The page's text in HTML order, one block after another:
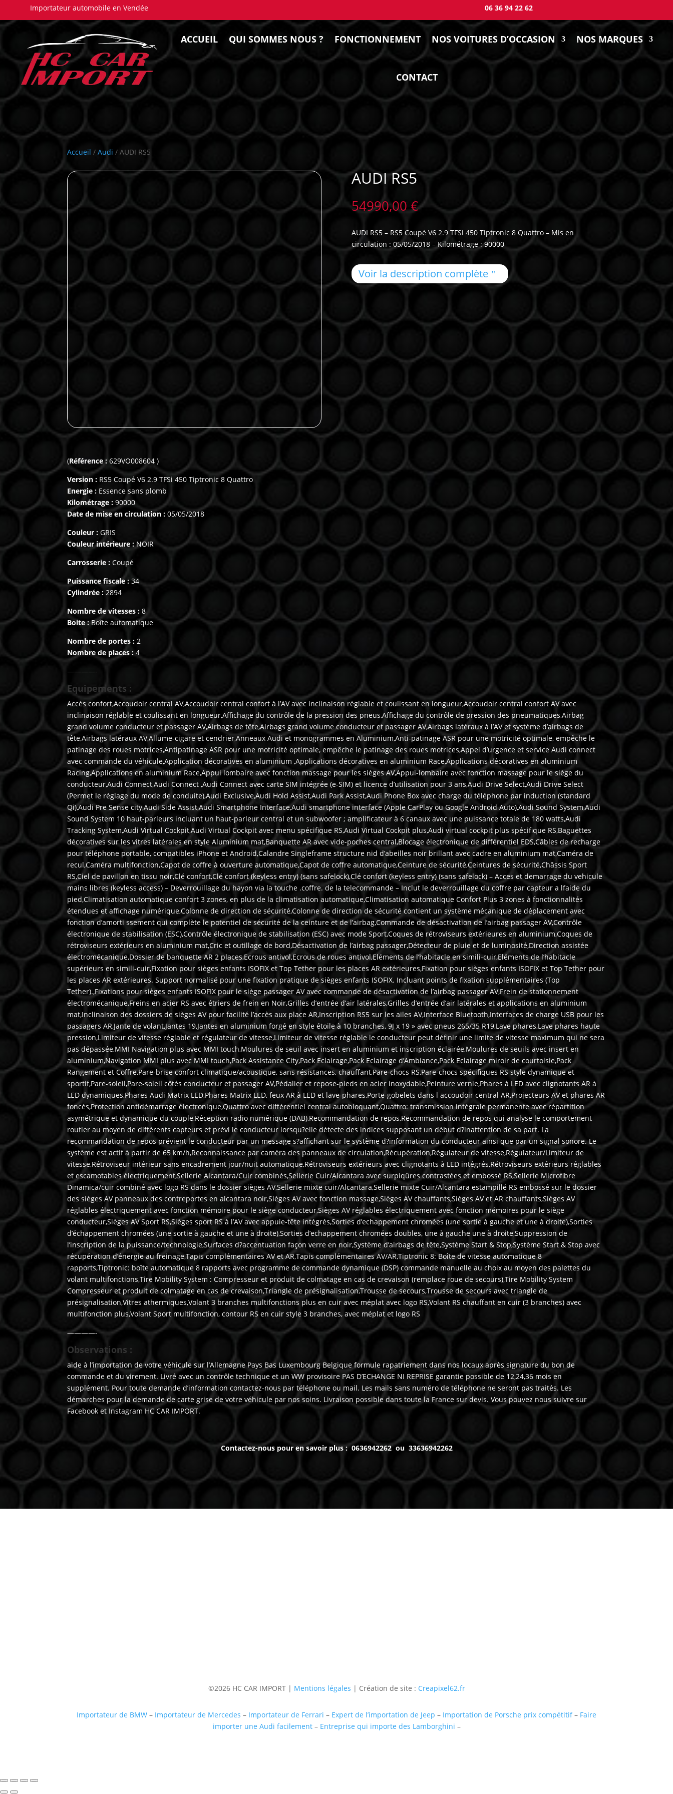
Importateur automobile en Vendée 06 36 94 22 62
ACCUEIL QUI SOMMES NOUS ? FONCTIONNEMENT NOS VOITURES D’OCCASION NOS MARQUES
CONTACT
Accueil /Audi / AUDI RS5
AUDI RS5
54990,00€
AUDI RS5 – RS5 Coupé V6 2.9 TFSi 450 Tiptronic 8 Quattro – Mis en
circulation : 05/05/2018 – Kilométrage : 90000
Voir la description complète
(Référence :629VO008604 )
Version : RS5 Coupé V6 2.9 TFSi 450 Tiptronic 8 Quattro
Energie : Essence sans plomb
Kilométrage : 90000
Date de mise en circulation : 05/05/2018
Couleur : GRIS
Couleur intérieure :NOIR
Carrosserie : Coupé
Puissance fiscale : 34
Cylindrée : 2894
Nombre de vitesses : 8
Boite :Boîte automatique
Nombre de portes : 2
Nombre de places :4
————-
Equipements :
Accès confort,Accoudoir central AV,Accoudoir central confort à l’AV avec inclinaison réglable et coulissant en longueur,Accoudoir central confort AV avec
inclinaison réglable et coulissant en longueur,Affichage du contrôle de la pression des pneus,Affichage du contrôle de pression des pneumatiques,Airbag
grand volume conducteur et passager AV,Airbags de tête,Airbags grand volume conducteur et passager AV,Airbags latéraux à l’AV et système d’airbags de
tête,Airbags latéraux AV,Allume-cigare et cendrier,Anneaux Audi et monogrammes en Aluminium,Anti-patinage ASR pour une motricité optimale, empêche le
patinage des roues motrices,Antipatinage ASR pour une motricité optimale, empêche le patinage des roues motrices,Appel d’urgence et service Audi connect
avec commande du véhicule,Application décoratives en aluminium ,Applications décoratives en aluminium Race,Applications décoratives en aluminium
Racing,Applications en aluminium Race,Appui lombaire avec fonction massage pour les sièges AV,Appui-lombaire avec fonction massage pour le siège du
conducteur,Audi Connect,Audi Connect ,Audi Connect avec carte SIM intégrée (e-SIM) et licence d’utilisation pour 3 ans,Audi Drive Select,Audi Drive Select
(Permet le réglage du mode de conduite),Audi Exclusive,Audi Hold Assist,Audi Park Assist,Audi Phone Box avec charge du téléphone par induction (standard
Qi),Audi Pre Sense city,Audi Side Assist,Audi Smartphone Interface,Audi smartphone interface (Apple CarPlay ou Google Android Auto),Audi Sound System,Audi
Sound System 10 haut-parleurs incluant un haut-parleur central et un subwoofer ; amplificateur à 6 canaux avec une puissance totale de 180 watts,Audi
Tracking System,Audi Virtual Cockpit,Audi Virtual Cockpit avec menu spécifique RS,Audi Virtual Cockpit plus,Audi virtual cockpit plus spécifique RS,Baguettes
décoratives sur les vitres latérales en style Aluminium mat,Banquette AR avec vide-poches central,Blocage électronique de différentiel EDS,Câbles de recharge
pour téléphone portable, compatibles iPhone et Android,Calandre Singleframe structure nid d’abeilles noir brillant avec cadre en aluminium mat,Caméra de
recul,Caméra multifonction,Capot de coffre à ouverture automatique,Capot de coffre automatique,Ceinture de sécurité,Ceintures de sécurité,Châssis Sport
RS,Ciel de pavillon en tissu noir,Clé confort,Clé confort (keyless entry) (sans safelock),Clé confort (keyless entry) (sans safelock) – Acces et demarrage du vehicule
mains libres (keyless access) – Deverrouillage du hayon via la touche .coffre. de la telecommande – Inclut le deverrouillage du coffre par capteur a lfaide du
pied,Climatisation automatique confort 3 zones, en plus de la climatisation automatique,Climatisation automatique Confort Plus 3 zones à fonctionnalités
étendues et affichage numérique,Colonne de direction de sécurité,Colonne de direction de sécurité contient un système mécanique de déplacement avec
fonction d’amorti ssement qui complète le potentiel de sécurité de la ceinture et de l’airbag,Commande de désactivation de l’airbag passager AV,Contrôle
électronique de stabilisation (ESC),Contrôle électronique de stabilisation (ESC) avec mode Sport,Coques de rétroviseurs extérieures en aluminium,Coques de
rétroviseurs extérieurs en aluminium mat,Cric et outillage de bord,Désactivation de l’airbag passager,Détecteur de pluie et de luminosité,Direction assistée
électromécanique,Dossier de banquette AR 2 places,Ecrous antivol,Ecrous de roues antivol,Eléments de l’habitacle en simili-cuir,Eléments de l’habitacle
supérieurs en simili-cuir,Fixation pour sièges enfants ISOFIX et Top Tether pour les places AR extérieures,Fixation pour sièges enfants ISOFIX et Top Tether pour
les places AR extérieures. Support normalisé pour une fixation pratique de sièges enfants ISOFIX. Incluant points de fixation supplémentaires (Top
Tether).,Fixations pour sièges enfants ISOFIX pour le siège passager AV avec commande de désactivation de l’airbag passager AV,Frein de stationnement
électromécanique,Freins en acier RS avec étriers de frein en Noir,Grilles d’entrée d’air latérales,Grilles d’entrée d’air latérales et applications en aluminium
mat,Inclinaison des dossiers de sièges AV pour facilité l’accès aux place AR,Inscription RS5 sur les ailes AV,Interface Bluetooth,Interfaces de charge USB pour les
passagers AR,Jante de volant,Jantes 19,Jantes en aluminium forgé en style étoile à 10 branches, 9J x 19 » avec pneus 265/35 R19,Lave phares,Lave phares haute
pression,Limiteur de vitesse réglable et régulateur de vitesse,Limiteur de vitesse réglable le conducteur peut définir une limite de vitesse maximum qui ne sera
pas dépassée,MMI Navigation plus avec MMI touch,Moulures de seuil avec insert en aluminium et inscription éclairée,Moulures de seuils avec insert en
aluminium,Navigation MMI plus avec MMI touch,Pack Assistance City,Pack Eclairage,Pack Eclairage d’Ambiance,Pack Eclairage miroir de courtoisie,Pack
Rangement et Coffre,Pare-brise confort climatique/acoustique, sans résistances, chauffant,Pare-chocs RS,Pare-chocs spécifiques RS style dynamique et
sportif,Pare-soleil,Pare-soleil côtés conducteur et passager AV,Pédalier et repose-pieds en acier inoxydable,Peinture vernie,Phares à LED avec clignotants AR à
LED dynamiques,Phares Audi Matrix LED,Phares Matrix LED, feux AR à LED et lave-phares,Porte-gobelets dans l accoudoir central AR,Projecteurs AV et phares AR
foncés,Protection antidémarrage électronique,Quattro avec différentiel central autobloquant,Quattro: transmission intégrale permanente avec répartition
asymétrique et dynamique du couple,Réception radio numérique (DAB),Recommandation de repos,Recommandation de repos qui analyse le comportement
routier au moyen de différents capteurs et prévi le conducteur lorsqu?elle détecte des indices supposant un début d?inattention de sa part. La
recommandation de repos prévient le conducteur par un message s?affichant sur le système d?information du conducteur ainsi que par un signal sonore. Le
système est actif à partir de 65 km/h,Reconnaissance par caméra des panneaux de circulation,Récupération,Régulateur de vitesse,Régulateur/Limiteur de
vitesse,Rétroviseur intérieur sans encadrement jour/nuit automatique,Rétroviseurs extérieurs avec clignotants à LED intégrés,Rétroviseurs extérieurs réglables
et escamotables électriquement,Sellerie Alcantara/Cuir combinés,Sellerie Cuir/Alcantara avec surpiqûres contrastées et embossé RS,Sellerie Microfibre
Dinamica/cuir combiné avec logo RS dans le dossier sièges AV,Sellerie mixte cuir/Alcantara,Sellerie mixte Cuir/Alcantara estampillé RS embossé sur le dossier
des sièges AV panneaux des contreportes en alcantara noir,Sièges AV avec fonction massage,Sièges AV chauffants,Sièges AV et AR chauffants,Sièges AV
réglables électriquement avec fonction mémoire pour le siège conducteur,Sièges AV réglables électriquement avec fonction mémoires pour le siège
conducteur,Sièges AV Sport RS,Sièges sport RS à l’AV avec appuie-tête intégrés,Sorties d’echappement chromées (une sortie à gauche et une à droite),Sorties
d’échappement chromées (une sortie à gauche et une à droite),Sorties d’echappement chromées doubles, une à gauche une à droite,Suppression de
l’inscription de la puissance/technologie,Surfaces d?accentuation façon verre en noir,Système d’airbags de tête,Système Start & Stop,Système Start & Stop avec
récupération d’énergie au freinage,Tapis complémentaires AV et AR,Tapis complémentaires AV/AR,Tiptronic 8: Boîte de vitesse automatique 8
rapports,Tiptronic: boîte automatique 8 rapports avec programme de commande dynamique (DSP) commande manuelle au choix au moyen des palettes du
volant multifonctions,Tire Mobility System : Compresseur et produit de colmatage en cas de crevaison (remplace roue de secours),Tire Mobility System
Compresseur et produit de colmatage en cas de crevaison,Triangle de présignalisation,Trousse de secours,Trousse de secours avec triangle de
présignalisation,Vitres athermiques,Volant 3 branches multifonctions plus en cuir avec méplat avec logo RS,Volant RS chauffant en cuir (3 branches) avec
multifonction plus,Volant Sport multifonction, contour RS en cuir style 3 branches, avec méplat et logo RS
————-
Observations :
aide à l’importation de votre véhicule sur l’Allemagne Pays Bas Luxembourg Belgique formule rapatriement dans nos locaux après signature du bon de
commande et du virement. Livré avec un contrôle technique et un WW provisoire PAS D’ECHANGE NI REPRISE garantie possible de 12,24,36 mois en
supplément. Pour toute demande d’information contactez-nous par téléphone ou mail. Les mails sans numéro de téléphone ne seront pas traités. Les
démarches pour la demande de carte grise de votre véhicule par nos soins. Livraison possible dans toute la France sur devis. Vous pouvez nous suivre sur
Facebook et Instagram HC CAR IMPORT.
Contactez-nous pour en savoir plus : 0636942262 ou 33636942262
©2026 HC CAR IMPORT | Mentions légales | Création de site : Creapixel62.fr
Importateur de BMW – Importateur de Mercedes – Importateur de Ferrari – Expert de l’importation de Jeep – Importation de Porsche prix compétitif– Faire
importer une Audi facilement– Entreprise qui importe des Lamborghini –